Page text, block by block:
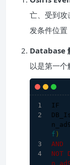
亡、受到攻
发条件位置
Database
以是第一个
IF
f )
AND
NOT